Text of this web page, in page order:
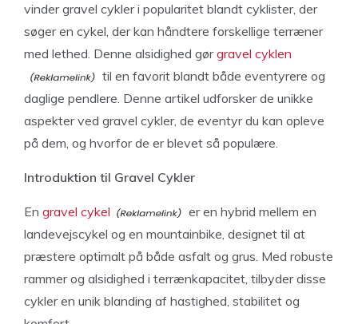
vinder gravel cykler i popularitet blandt cyklister, der
søger en cykel, der kan håndtere forskellige terræner
med lethed. Denne alsidighed gørgravel cyklen
til en favorit blandt både eventyrere og
daglige pendlere. Denne artikel udforsker de unikke
aspekter ved gravel cykler, de eventyr du kan opleve
på dem, og hvorfor de er blevet så populære.
Introduktion til Gravel Cykler
En gravel cykel
er en hybrid mellem en
landevejscykel og en mountainbike, designet til at
præstere optimalt på både asfalt og grus. Med robuste
rammer og alsidighed i terrænkapacitet, tilbyder disse
cykler en unik blanding af hastighed, stabilitet og